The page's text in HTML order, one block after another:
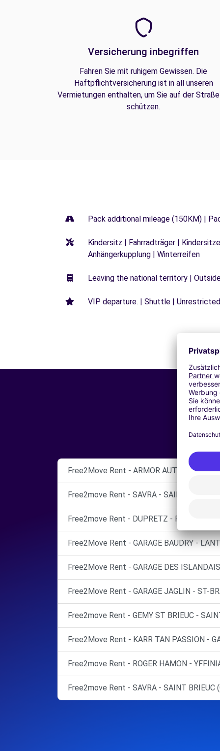
Versicherung inbegriffen
Fahren Sie mit ruhigem Gewissen. Die
Haftpflichtversicherung ist in all unseren
Vermietungen enthalten, um Sie auf der
schützen.
Pack additional mileage (150KM) |
Kindersitz | Fahrradträger |
Anhängerkupplung | Winterreifen
Leaving the national territory |
VIP departure. | Shuttle |
Free2Move Rent - ARMOR AUTO -
Free2move Rent - SAVRA - SAINT BRIEUC
Free2move Rent - DUPRETZ - PLURIEN (P)
Free2Move Rent - GARAGE BAUDRY -
Free2Move Rent - GARAGE DES
Free2Move Rent - GARAGE JAGLIN - ST-
Free2move Rent - GEMY ST BRIEUC -
Free2Move Rent - KARR TAN PASSION -
Free2move Rent - ROGER HAMON -
Free2move Rent - SAVRA - SAINT BRIEUC